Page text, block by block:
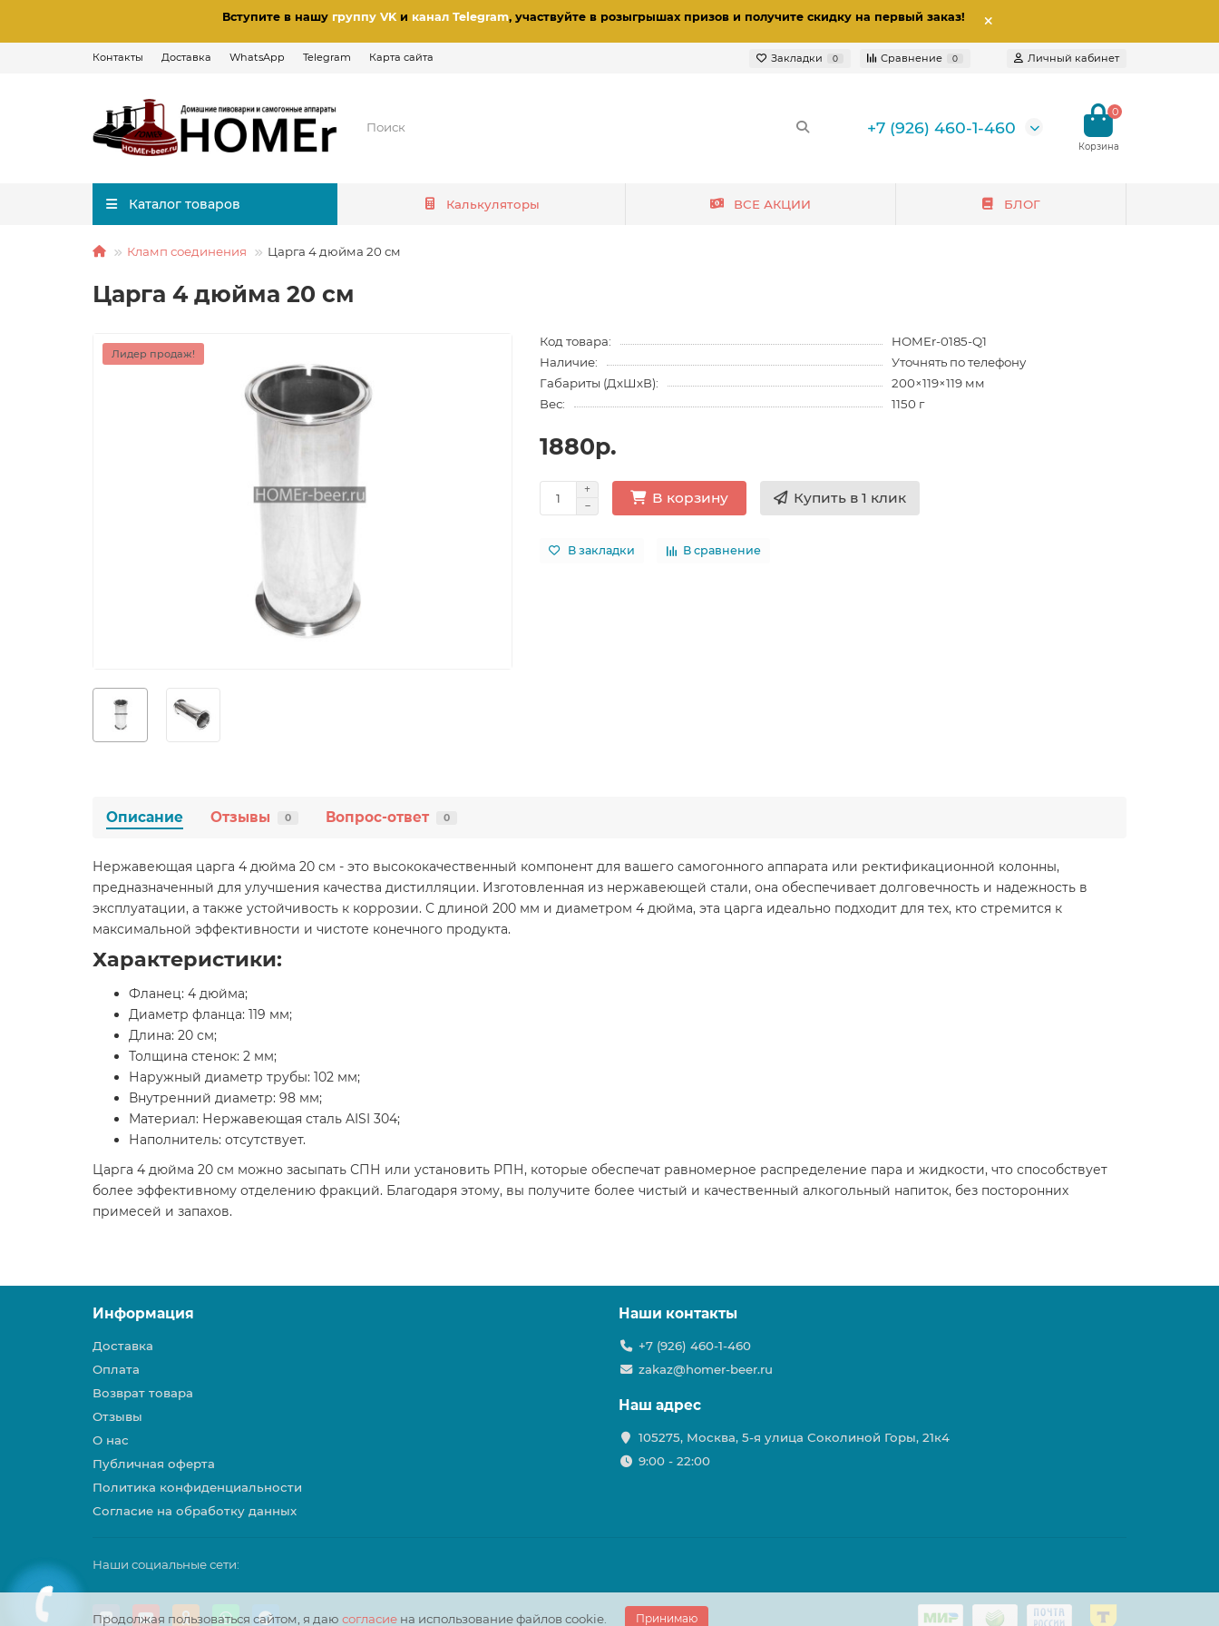
Вступите в нашу группу VKи канал Telegram, участвуйте в розыгрышах призов и получите скидку на первый заказ!
Контакты Доставка WhatsApp Telegram Карта сайта Закладки 0 Сравнение 0 Личный кабинет
+7 (926) 460-1-460
0
Каталог товаров Калькуляторы ВСЕ АКЦИИ БЛОГ
Кламп соединения Царга 4 дюйма 20 см
Царга 4 дюйма 20 см
Лидер продаж!
Код товара:
HOMEr-0185-Q1
Наличие:
Уточнять по телефону
Габариты (ДхШхВ):
200×119×119 мм
Вес:
1150 г
1880р.
В корзину Купить в 1 клик
В закладки В сравнение
Описание Отзывы 0 Вопрос-ответ 0
Нержавеющая царга 4 дюйма 20 см - это высококачественный компонент для вашего самогонного аппарата или ректификационной колонны,
предназначенный для улучшения качества дистилляции. Изготовленная из нержавеющей стали, она обеспечивает долговечность и надежность в
эксплуатации, а также устойчивость к коррозии. С длиной 200 мм и диаметром 4 дюйма, эта царга идеально подходит для тех, кто стремится к
максимальной эффективности и чистоте конечного продукта.
Характеристики:
Фланец: 4 дюйма;
Диаметр фланца: 119 мм;
Длина: 20 см;
Толщина стенок: 2 мм;
Наружный диаметр трубы: 102 мм;
Внутренний диаметр: 98 мм;
Материал: Нержавеющая сталь AISI 304;
Наполнитель: отсутствует.
Царга 4 дюйма 20 см можно засыпать СПН или установить РПН, которые обеспечат равномерное распределение пара и жидкости, что способствует
более эффективному отделению фракций. Благодаря этому, вы получите более чистый и качественный алкогольный напиток, без посторонних
примесей и запахов.
Продолжая пользоваться сайтом, я даю согласие на использование файлов cookie. Принимаю
Информация
Доставка
Оплата
Возврат товара
Отзывы
О нас
Публичная оферта
Политика конфиденциальности
Согласие на обработку данных
Наши контакты
+7 (926) 460-1-460
zakaz@homer-beer.ru
Наш адрес
105275, Москва, 5-я улица Соколиной Горы, 21к4
9:00 - 22:00
Наши социальные сети: